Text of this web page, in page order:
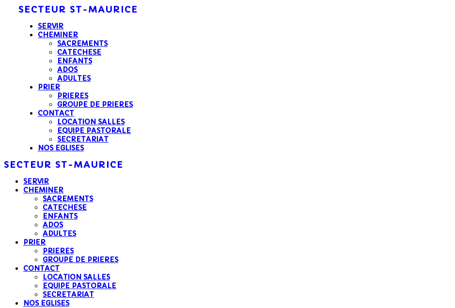
SECTEUR ST-MAURICE
SERVIR
CHEMINER
SACREMENTS
CATECHESE
ENFANTS
ADOS
ADULTES
PRIER
PRIERES
GROUPE DE PRIERES
CONTACT
LOCATION SALLES
EQUIPE PASTORALE
SECRETARIAT
NOS EGLISES
SECTEUR ST-MAURICE
SERVIR
CHEMINER
SACREMENTS
CATECHESE
ENFANTS
ADOS
ADULTES
PRIER
PRIERES
GROUPE DE PRIERES
CONTACT
LOCATION SALLES
EQUIPE PASTORALE
SECRETARIAT
NOS EGLISES